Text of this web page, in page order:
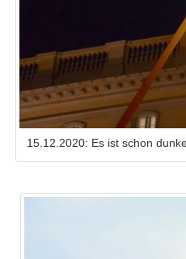
15.12.2020: Es ist schon